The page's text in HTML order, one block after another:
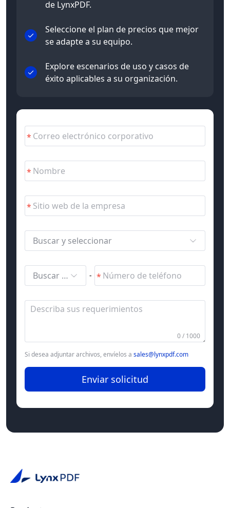
de LynxPDF.
Seleccione el plan de precios que mejor
se adapte a su equipo.
Explore escenarios de uso y casos de
éxito aplicables a su organización.
Buscar y seleccionar
Buscar y seleccionar -
0 / 1000
Si desea adjuntar archivos, envíelos a sales@lynxpdf.com
Enviar solicitud